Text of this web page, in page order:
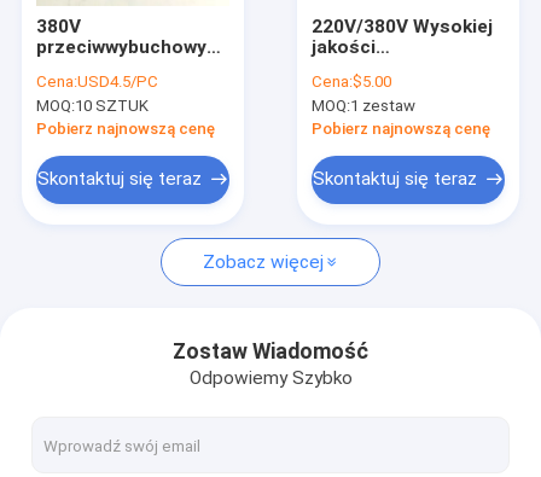
Wycieczka po fabryce
Aktualności
Przeciwwybuchowe światła LED High Bay
Przeciwwybuchowe światło przeciwpowodziowe LED
380V
przeciwwybuchowy
bezpieczeństwa
strefa 1
Cena:USD4.5/PC
MOQ:10 SZTUK
Pobierz najnowszą cenę
Skontaktuj się teraz
220V/380V Wysokiej
jakości
przełącznik
oświetleniowy IP66
wodoodporny
Cena:$5.00
MOQ:1 zestaw
Pobierz najnowszą cenę
Skontaktuj się teraz
Zobacz więcej
Zostaw Wiadomość
Odpowiemy Szybko